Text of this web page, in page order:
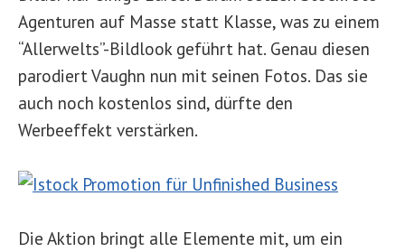
Agenturen auf Masse statt Klasse, was zu einem
“Allerwelts”-Bildlook geführt hat. Genau diesen
parodiert Vaughn nun mit seinen Fotos. Das sie
auch noch kostenlos sind, dürfte den
Werbeeffekt verstärken.
Die Aktion bringt alle Elemente mit, um ein